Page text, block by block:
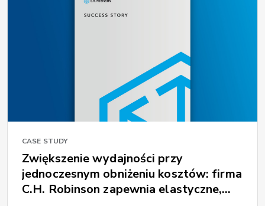
CASE STUDY
Zwiększenie wydajności przy
jednoczesnym obniżeniu kosztów: firma
C.H. Robinson zapewnia elastyczne,